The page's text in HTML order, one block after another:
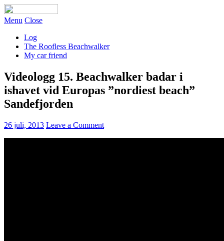
Menu Close
Log
The Roofless Beachwalker
My car friend
Videologg 15. Beachwalker badar i
ishavet vid Europas ”nordiest beach”
Sandefjorden
26 juli, 2013 Leave a Comment